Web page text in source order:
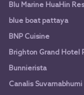
Blu Marine HuaHin
blue boat pattaya
BNP Cuisine
Brighton Grand Hotel
Bunnierista
Canalis Suvarnabhumi